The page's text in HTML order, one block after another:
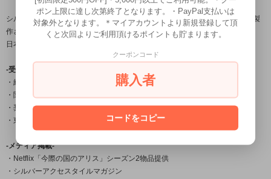
シルバーアクセサリー龍頭は数々の賞を受賞している「小平光嵐」によって製
作され
日本国内だけでなく海外の取引先でも販売されご愛用頂いております。
-受賞一覧-
・経済産業大臣賞
・関東経済産業局長賞
・奨励賞
・東京銀器伝統工芸士会会長賞
-メディア掲載-
・Netflix「今際の国のアリス」シーズン2物品提供
・シルバーアクセスタイルマガジン
ポン上限に達し次第終了となります。・PayPal支払いは
対象外となります。＊マイアカウントより新規登録して頂
くと次回よりご利用頂けるポイントも貯まります。
クーポンコード
購入者
コードをコピー